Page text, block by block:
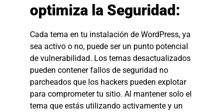
optimiza la Seguridad:
Cada tema en tu instalación de WordPress, ya
sea activo o no, puede ser un punto potencial
de vulnerabilidad. Los temas desactualizados
pueden contener fallos de seguridad no
parcheados que los hackers pueden explotar
para comprometer tu sitio. Al mantener solo el
tema que estás utilizando activamente y un